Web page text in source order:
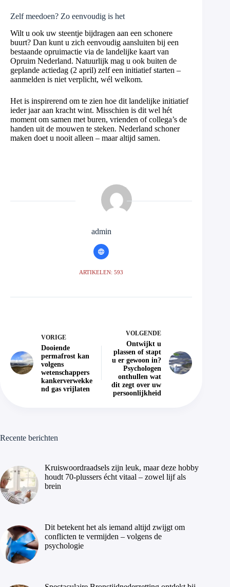
Zelf meedoen? Zo eenvoudig is het
Wilt u ook uw steentje bijdragen aan een schonere
buurt? Dan kunt u zich eenvoudig aansluiten bij een
bestaande opruimactie via de landelijke kaart van
Opruim Nederland. Natuurlijk mag u ook buiten de
geplande actiedag (2 april) zelf een initiatief starten –
aanmelden is niet verplicht, wél welkom.
Het is inspirerend om te zien hoe dit landelijke initiatief
ieder jaar aan kracht wint. Misschien is dit wel hét
moment om samen met buren, vrienden of collega’s de
handen uit de mouwen te steken. Nederland schoner
maken doet u nooit alleen – maar altijd samen.
admin
ARTIKELEN: 593
VORIGE
Dooiende
permafrost kan
volgens
wetenschappers
kankerverwekke
nd gas vrijlaten
VOLGENDE
Ontwijkt u
plassen of stapt
u er gewoon in?
Psychologen
onthullen wat
dit zegt over uw
persoonlijkheid
Recente berichten
Kruiswoordraadsels zijn leuk, maar deze hobby
houdt 70-plussers écht vitaal – zowel lijf als
brein
Dit betekent het als iemand altijd zwijgt om
conflicten te vermijden – volgens de
psychologie